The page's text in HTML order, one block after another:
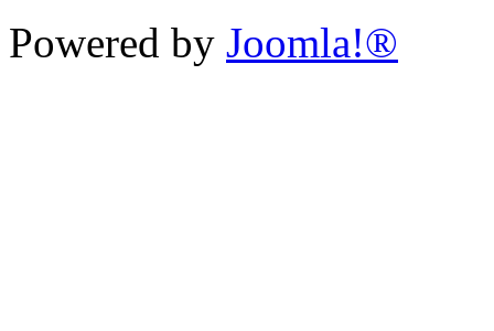
Powered by Joomla!®